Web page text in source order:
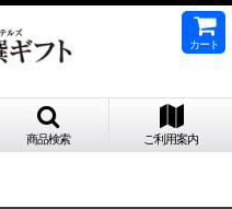
カート
商品検索 ご利用案内